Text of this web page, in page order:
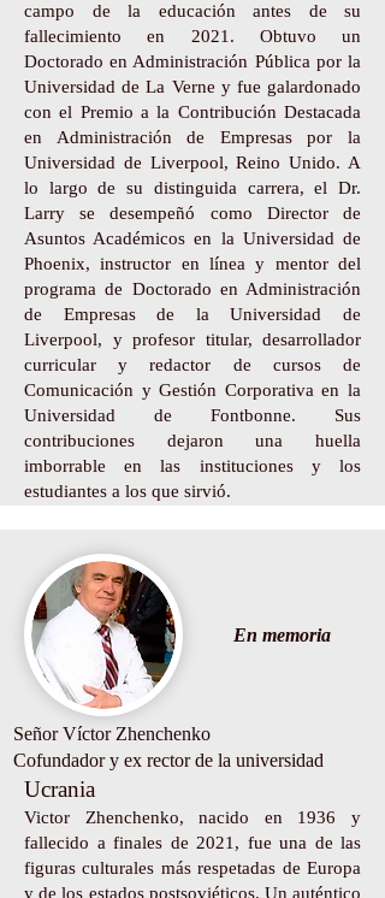
campo de la educación antes de su
fallecimiento en 2021. Obtuvo un
Doctorado en Administración Pública por la
Universidad de La Verne y fue galardonado
con el Premio a la Contribución Destacada
en Administración de Empresas por la
Universidad de Liverpool, Reino Unido. A
lo largo de su distinguida carrera, el Dr.
Larry se desempeñó como Director de
Asuntos Académicos en la Universidad de
Phoenix, instructor en línea y mentor del
programa de Doctorado en Administración
de Empresas de la Universidad de
Liverpool, y profesor titular, desarrollador
curricular y redactor de cursos de
Comunicación y Gestión Corporativa en la
Universidad de Fontbonne. Sus
contribuciones dejaron una huella
imborrable en las instituciones y los
estudiantes a los que sirvió.
En memoria
Señor Víctor Zhenchenko
Cofundador y ex rector de la universidad
Ucrania
Victor Zhenchenko, nacido en 1936 y
fallecido a finales de 2021, fue una de las
figuras culturales más respetadas de Europa
y de los estados postsoviéticos. Un auténtico